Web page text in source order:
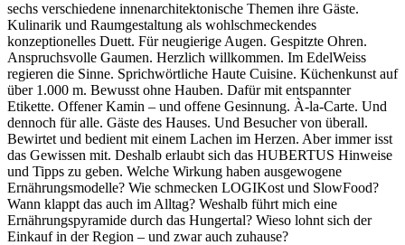
sechs verschiedene innenarchitektonische Themen ihre Gäste.
Kulinarik und Raumgestaltung als wohlschmeckendes
konzeptionelles Duett. Für neugierige Augen. Gespitzte Ohren.
Anspruchsvolle Gaumen. Herzlich willkommen. Im EdelWeiss
regieren die Sinne. Sprichwörtliche Haute Cuisine. Küchenkunst auf
über 1.000 m. Bewusst ohne Hauben. Dafür mit entspannter
Etikette. Offener Kamin – und offene Gesinnung. À-la-Carte. Und
dennoch für alle. Gäste des Hauses. Und Besucher von überall.
Bewirtet und bedient mit einem Lachen im Herzen. Aber immer isst
das Gewissen mit. Deshalb erlaubt sich das HUBERTUS Hinweise
und Tipps zu geben. Welche Wirkung haben ausgewogene
Ernährungsmodelle? Wie schmecken LOGIKost und SlowFood?
Wann klappt das auch im Alltag? Weshalb führt mich eine
Ernährungspyramide durch das Hungertal? Wieso lohnt sich der
Einkauf in der Region – und zwar auch zuhause?